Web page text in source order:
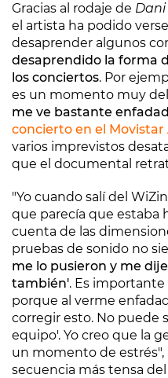
Gracias al rodaje de Dani
el artista ha podido
desaprender algunos
desaprendido la forma
los conciertos. Por
es un momento muy
me ve bastante
concierto en el
varios imprevistos
que el documental
"Yo cuando salí del
que parecía que estaba
cuenta de las
pruebas de sonido no
me lo pusieron y me
también'. Es
porque al verme
corregir esto. No puede
equipo'. Yo creo que la
un momento de estrés",
secuencia más tensa